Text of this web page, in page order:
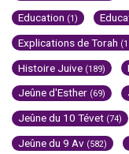
Education (1)
Explications de Torah
Histoire Juive (189)
Jeûne d'Esther (69)
Jeûne du 10 Tévet (74)
Jeûne du 9 Av (582)